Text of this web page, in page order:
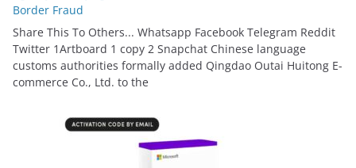
Border Fraud
Share This To Others... Whatsapp Facebook Telegram Reddit
Twitter 1Artboard 1 copy 2 Snapchat Chinese language
customs authorities formally added Qingdao Outai Huitong E-
commerce Co., Ltd. to the